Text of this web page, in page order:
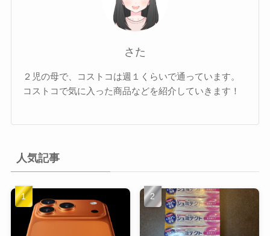
さた
２児の母で、コストコは週１くらいで通っています。
コストコで気に入った商品などを紹介していきます！
人気記事